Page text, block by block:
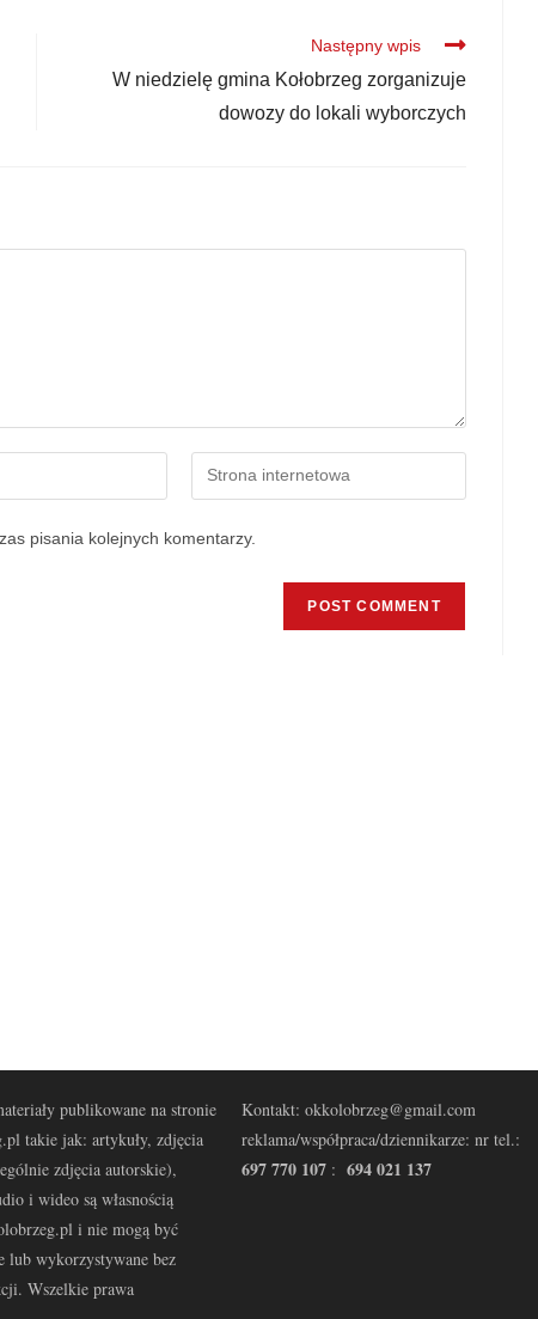
Następny wpis
W niedzielę gmina Kołobrzeg zorganizuje
dowozy do lokali wyborczych
pisania kolejnych komentarzy.
publikowane na stronie
takie jak: artykuły, zdjęcia
zdjęcia autorskie),
i wideo są własnością
i nie mogą być
lub wykorzystywane bez
Wszelkie prawa
Kontakt: okkolobrzeg@gmail.com
reklama/współpraca/dziennikarze: nr tel.:
697 770 107 : 694 021 137